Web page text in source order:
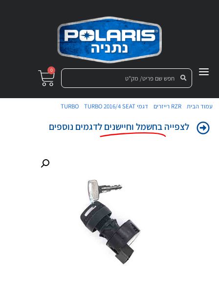
0
עמוד הבית RZR רייזרים דגמי TURBOTURBO 2016/4 SEAT
לצפייהבחשמל וחיישנים לדגמים נוספים